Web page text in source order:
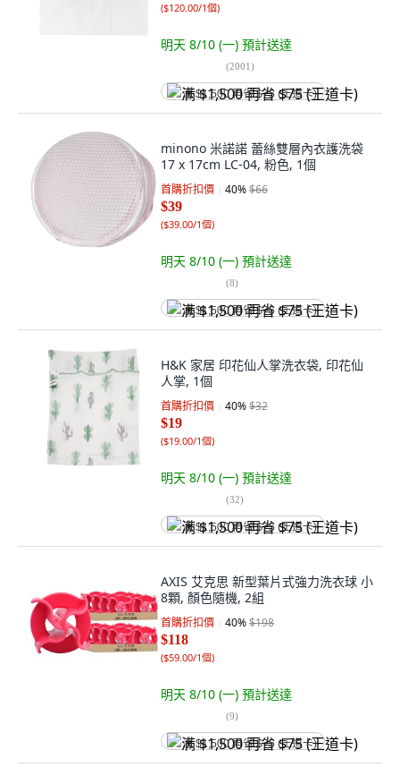
($120.00/1個)
明天 8/10 (一) 預計送達
(2001)
满 $1,500 再省 $75 (王道卡)
minono 米諾諾 蕾絲雙層內衣護洗袋
17 x 17cm LC-04, 粉色, 1個
首購折扣價 40%$66
$39
($39.00/1個)
明天 8/10 (一) 預計送達
(8)
满 $1,500 再省 $75 (王道卡)
H&K 家居 印花仙人掌洗衣袋, 印花仙
人掌, 1個
首購折扣價 40%$32
$19
($19.00/1個)
明天 8/10 (一) 預計送達
(32)
满 $1,500 再省 $75 (王道卡)
AXIS 艾克思 新型葉片式強力洗衣球 小
8顆, 顏色隨機, 2組
首購折扣價 40%$198
$118
($59.00/1個)
明天 8/10 (一) 預計送達
(9)
满 $1,500 再省 $75 (王道卡)